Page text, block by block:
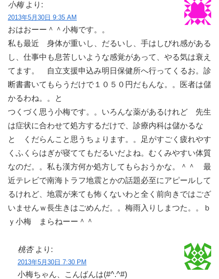
小梅 より:
2013年5月30日 9:35 AM
おはおーー＾＾小梅です。。
私も最近 身体が重いし、だるいし、手はしびれ感がある
し、仕事中も息苦しいような感覚があって、やる気は衰え
てます。 自立支援申込み明日保健所へ行ってくるお。診
断書書いてもらうだけで１０５０円だもんな。。医者は儲
かるわね。。と
つくづく思う小梅です。。いろんな薬があるけれど 先生
は症状に合わせて処方するだけで、診療内科は儲かるな
と くだらんこと思うちょります。。足がすごく疲れやす
くふくらはぎが寝ててもだるいだよね。むくみやすい体質
なのだ。。私も漢方何か処方してもらおうかな。＾＾ 最
近テレビで南海トラフ地震とかの話題必至にアピールして
るけれど、地震が来ても怖くないわと全く前向きではござ
いませんｗ長生きはごめんだ。。梅雨入りしまつた。。ｂ
ｙ小梅 まらねーー＾＾
桃杏 より:
2013年5月30日 7:30 PM
小梅ちゃん、こんばんは(#^.^#)